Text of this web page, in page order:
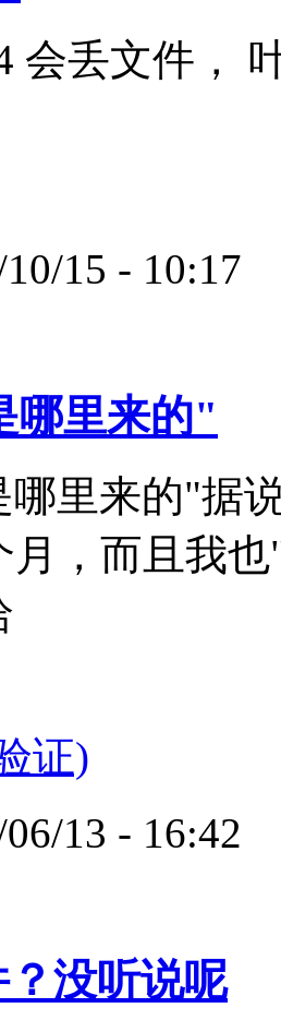
会丢文件，
15 - 10:17
哪里来的"
哪里来的"据
月，而且我
证)
13 - 16:42
没听说呢